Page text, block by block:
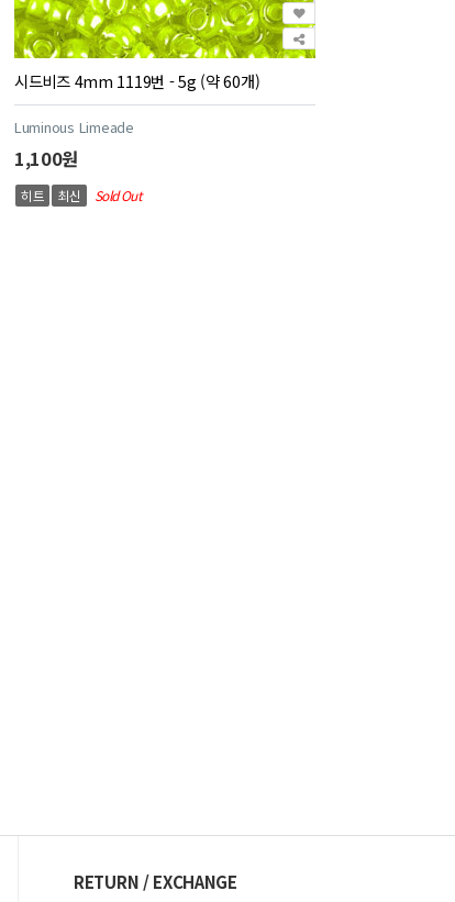
시드비즈 4mm 1119번 - 5g (약 60개)
Luminous Limeade
1,100원
히트 최신 Sold Out
RETURN / EXCHANGE